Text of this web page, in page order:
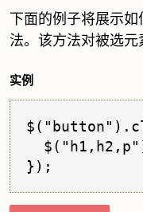
下面的例子将展示
法。该方法对被选元
实例